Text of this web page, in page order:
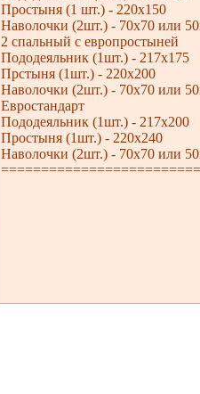
Простыня (1 шт.) - 220х150
Наволочки (2шт.) - 70х70 или
2 спальный с европростыней
Пододеяльник (1шт.) - 217х175
Прстыня (1шт.) - 220х200
Наволочки (2шт.) - 70х70 или
Евростандарт
Пододеяльник (1шт.) - 217х200
Простыня (1шт.) - 220х240
Наволочки (2шт.) - 70х70 или